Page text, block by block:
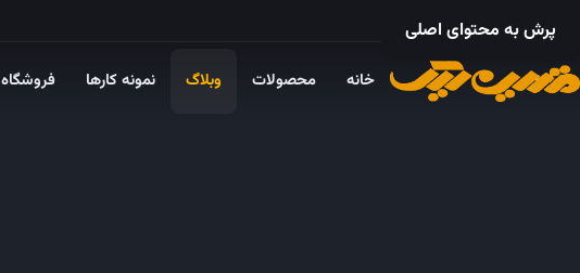
۰۲۱ – ۵۵۲۴ ۵۳۲۵
خانه محصولات وبلاگ نمونه کارها فروشگاه
پرش به محتوای اصلی